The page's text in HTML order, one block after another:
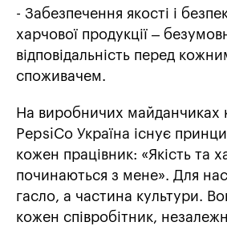
- Забезпечення якості і
харчової продукції –
відповідальність перед
споживачем.
На виробничих майданчиках
PepsiCo Україна існує
кожен працівник: «Якість та
починаються з мене». Для
гасло, а частина культури.
кожен співробітник,